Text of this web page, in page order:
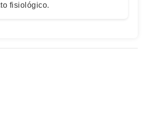
fisiológico.